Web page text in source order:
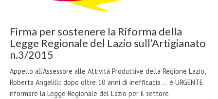
Firma per sostenere la Riforma della
Legge Regionale del Lazio sull’Artigianato
n.3/2015
Appello all’Assessore alle Attività Produttive della Regione Lazio,
Roberta Angelilli: dopo oltre 10 anni di inefficacia ... è URGENTE
riformare la Legge Regionale del Lazio per il settore